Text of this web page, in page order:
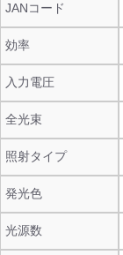
JANコード
効率
入力電圧
全光束
照射タイプ
発光色
光源数